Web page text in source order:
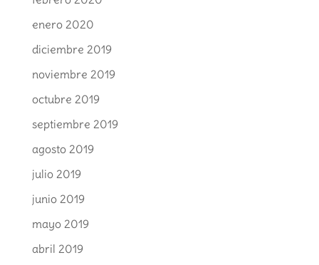
enero 2020
diciembre 2019
noviembre 2019
octubre 2019
septiembre 2019
agosto 2019
julio 2019
junio 2019
mayo 2019
abril 2019